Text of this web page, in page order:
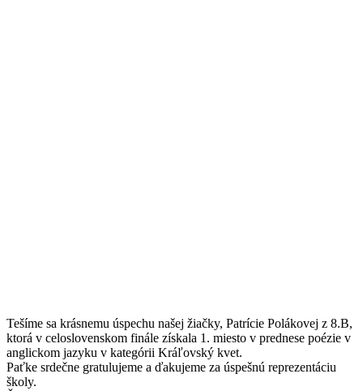
Tešíme sa krásnemu úspechu našej žiačky, Patrície Polákovej z 8.B,
ktorá v celoslovenskom finále získala 1. miesto v prednese poézie v
anglickom jazyku v kategórii Kráľovský kvet.
Paťke srdečne gratulujeme a ďakujeme za úspešnú reprezentáciu
školy.